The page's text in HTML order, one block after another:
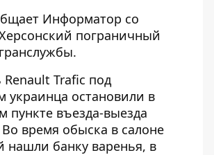
Информатор со
пограничный
.
Trafiс под
украинца остановили в
пункте въезда-выезда
Во время обыска в салоне
нашли банку варенья, в